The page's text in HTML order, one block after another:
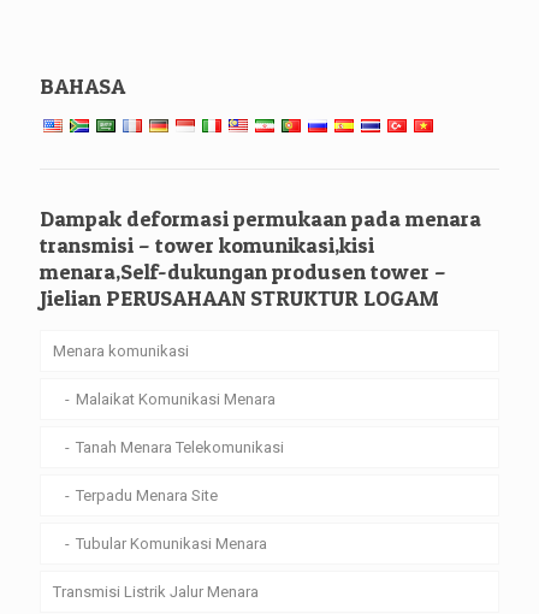
BAHASA
Dampak deformasi permukaan pada menara
transmisi – tower komunikasi,kisi
menara,Self-dukungan produsen tower –
Jielian PERUSAHAAN STRUKTUR LOGAM
Menara komunikasi
Malaikat Komunikasi Menara
Tanah Menara Telekomunikasi
Terpadu Menara Site
Tubular Komunikasi Menara
Transmisi Listrik Jalur Menara